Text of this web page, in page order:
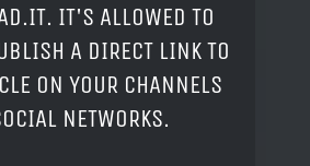
IT'S ALLOWED TO
A DIRECT LINK TO
ON YOUR CHANNELS
NETWORKS.